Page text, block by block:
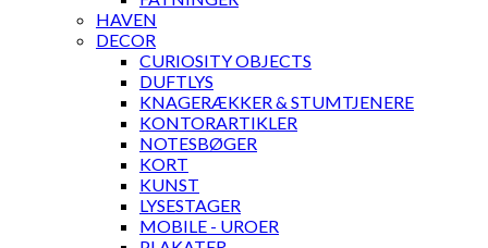
HAVEN
DECOR
CURIOSITY OBJECTS
DUFTLYS
KNAGERÆKKER & STUMTJENERE
KONTORARTIKLER
NOTESBØGER
KORT
KUNST
LYSESTAGER
MOBILE - UROER